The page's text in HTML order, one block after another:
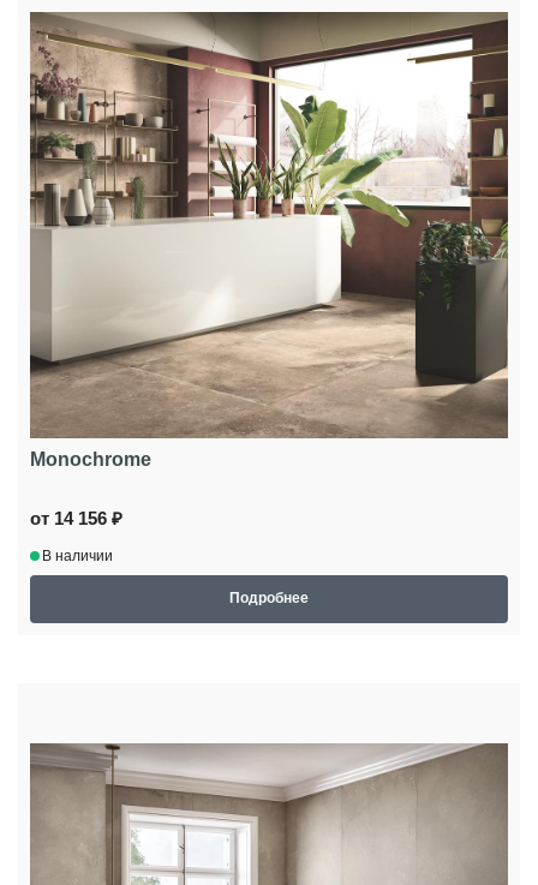
Monochrome
от 14 156 ₽
В наличии
Подробнее